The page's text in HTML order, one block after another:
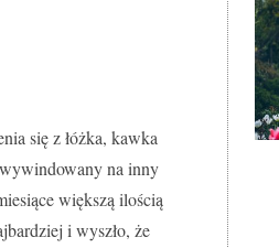
się z łóżka, kawka
na inny
większą ilością
i wyszło, że